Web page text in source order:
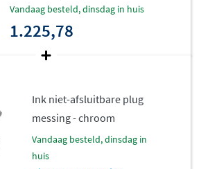
beschikken over eenopen vak
van handdoeken of
zijn vervaardigd uit
vandaag besteld, dinsdag in huis
1.225,78
Ink niet-afsluitbare plug
messing - chroom
vandaag besteld, dinsdag in
huis